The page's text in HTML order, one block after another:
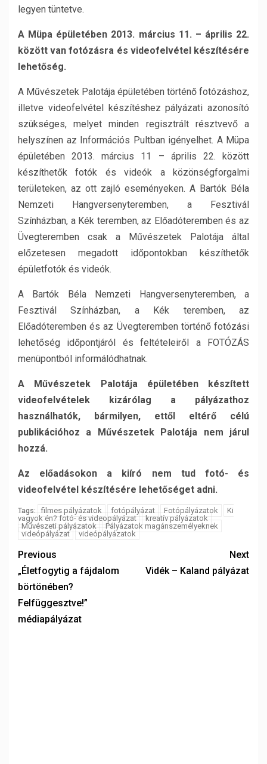
legyen tüntetve.
A Müpa épületében 2013. március 11. – április 22.
között van fotózásra és videofelvétel készítésére
lehetőség.
A Művészetek Palotája épületében történő fotózáshoz,
illetve videofelvétel készítéshez pályázati azonosító
szükséges, melyet minden regisztrált résztvevő a
helyszínen az Információs Pultban igényelhet. A Müpa
épületében 2013. március 11 – április 22. között
készíthetők fotók és videók a közönségforgalmi
területeken, az ott zajló eseményeken. A Bartók Béla
Nemzeti Hangversenyteremben, a Fesztivál
Színházban, a Kék teremben, az Előadóteremben és az
Üvegteremben csak a Művészetek Palotája által
előzetesen megadott időpontokban készíthetők
épületfotók és videók.
A Bartók Béla Nemzeti Hangversenyteremben, a
Fesztivál Színházban, a Kék teremben, az
Előadóteremben és az Üvegteremben történő fotózási
lehetőség időpontjáról és feltételeiről a FOTÓZÁS
menüpontból informálódhatnak.
A Művészetek Palotája épületében készített
videofelvételek kizárólag a pályázathoz
használhatók, bármilyen, ettől eltérő célú
publikációhoz a Művészetek Palotája nem járul
hozzá.
Az előadásokon a kiíró nem tud fotó- és
videofelvétel készítésére lehetőséget adni.
Tags: filmes pályázatok fotópályázat Fotópályázatok
Ki
vagyok én? fotó- és videopályázat
kreatív pályázatok
Művészeti pályázatok
Pályázatok magánszemélyeknek
videópályázat
videópályázatok
Previous
„Életfogytig a fájdalom
börtönében?
Felfüggesztve!”
médiapályázat
Next
Vidék – Kaland pályázat